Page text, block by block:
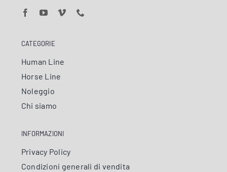
CATEGORIE
Human Line
Horse Line
Noleggio
Chi siamo
INFORMAZIONI
Privacy Policy
Condizioni generali di vendita